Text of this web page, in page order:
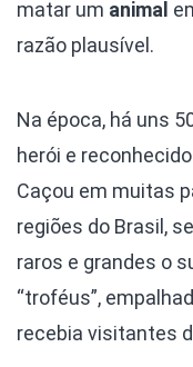
matar um animal
razão plausível.
Na época, há uns
herói e
Caçou em muitas
regiões do Brasil,
raros e grandes o
“troféus”,
recebia visitantes